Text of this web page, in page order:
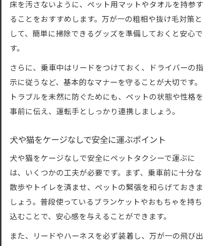
床を汚さないように、ペット用マットやタオルを持参す
ることをおすすめします。万が一の粗相や抜け毛対策と
して、簡単に掃除できるグッズを準備しておくと安心で
す。
さらに、乗車中はリードをつけておく、ドライバーの指
示に従うなど、基本的なマナーを守ることが大切です。
トラブルを未然に防ぐためにも、ペットの状態や性格を
事前に伝え、運転手としっかり連携しましょう。
犬や猫をケージなしで安全に運ぶポイント
犬や猫をケージなしで安全にペットタクシーで運ぶに
は、いくつかの工夫が必要です。まず、乗車前に十分な
散歩やトイレを済ませ、ペットの緊張を和らげておきま
しょう。普段使っているブランケットやおもちゃを持ち
込むことで、安心感を与えることができます。
また、リードやハーネスを必ず装着し、万が一の飛び出